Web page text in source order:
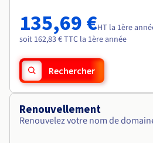
135,69 €HT la 1ère
soit 162,83 € TTC la 1ère année
Rechercher
Renouvellement
Renouvelez votre nom de